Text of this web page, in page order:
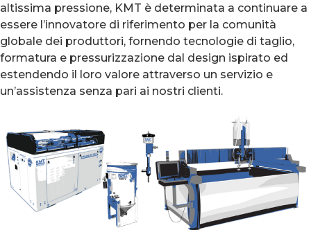
altissima pressione, KMT è determinata a continuare a
essere l’innovatore di riferimento per la comunità
globale dei produttori, fornendo tecnologie di taglio,
formatura e pressurizzazione dal design ispirato ed
estendendo il loro valore attraverso un servizio e
un’assistenza senza pari ai nostri clienti.